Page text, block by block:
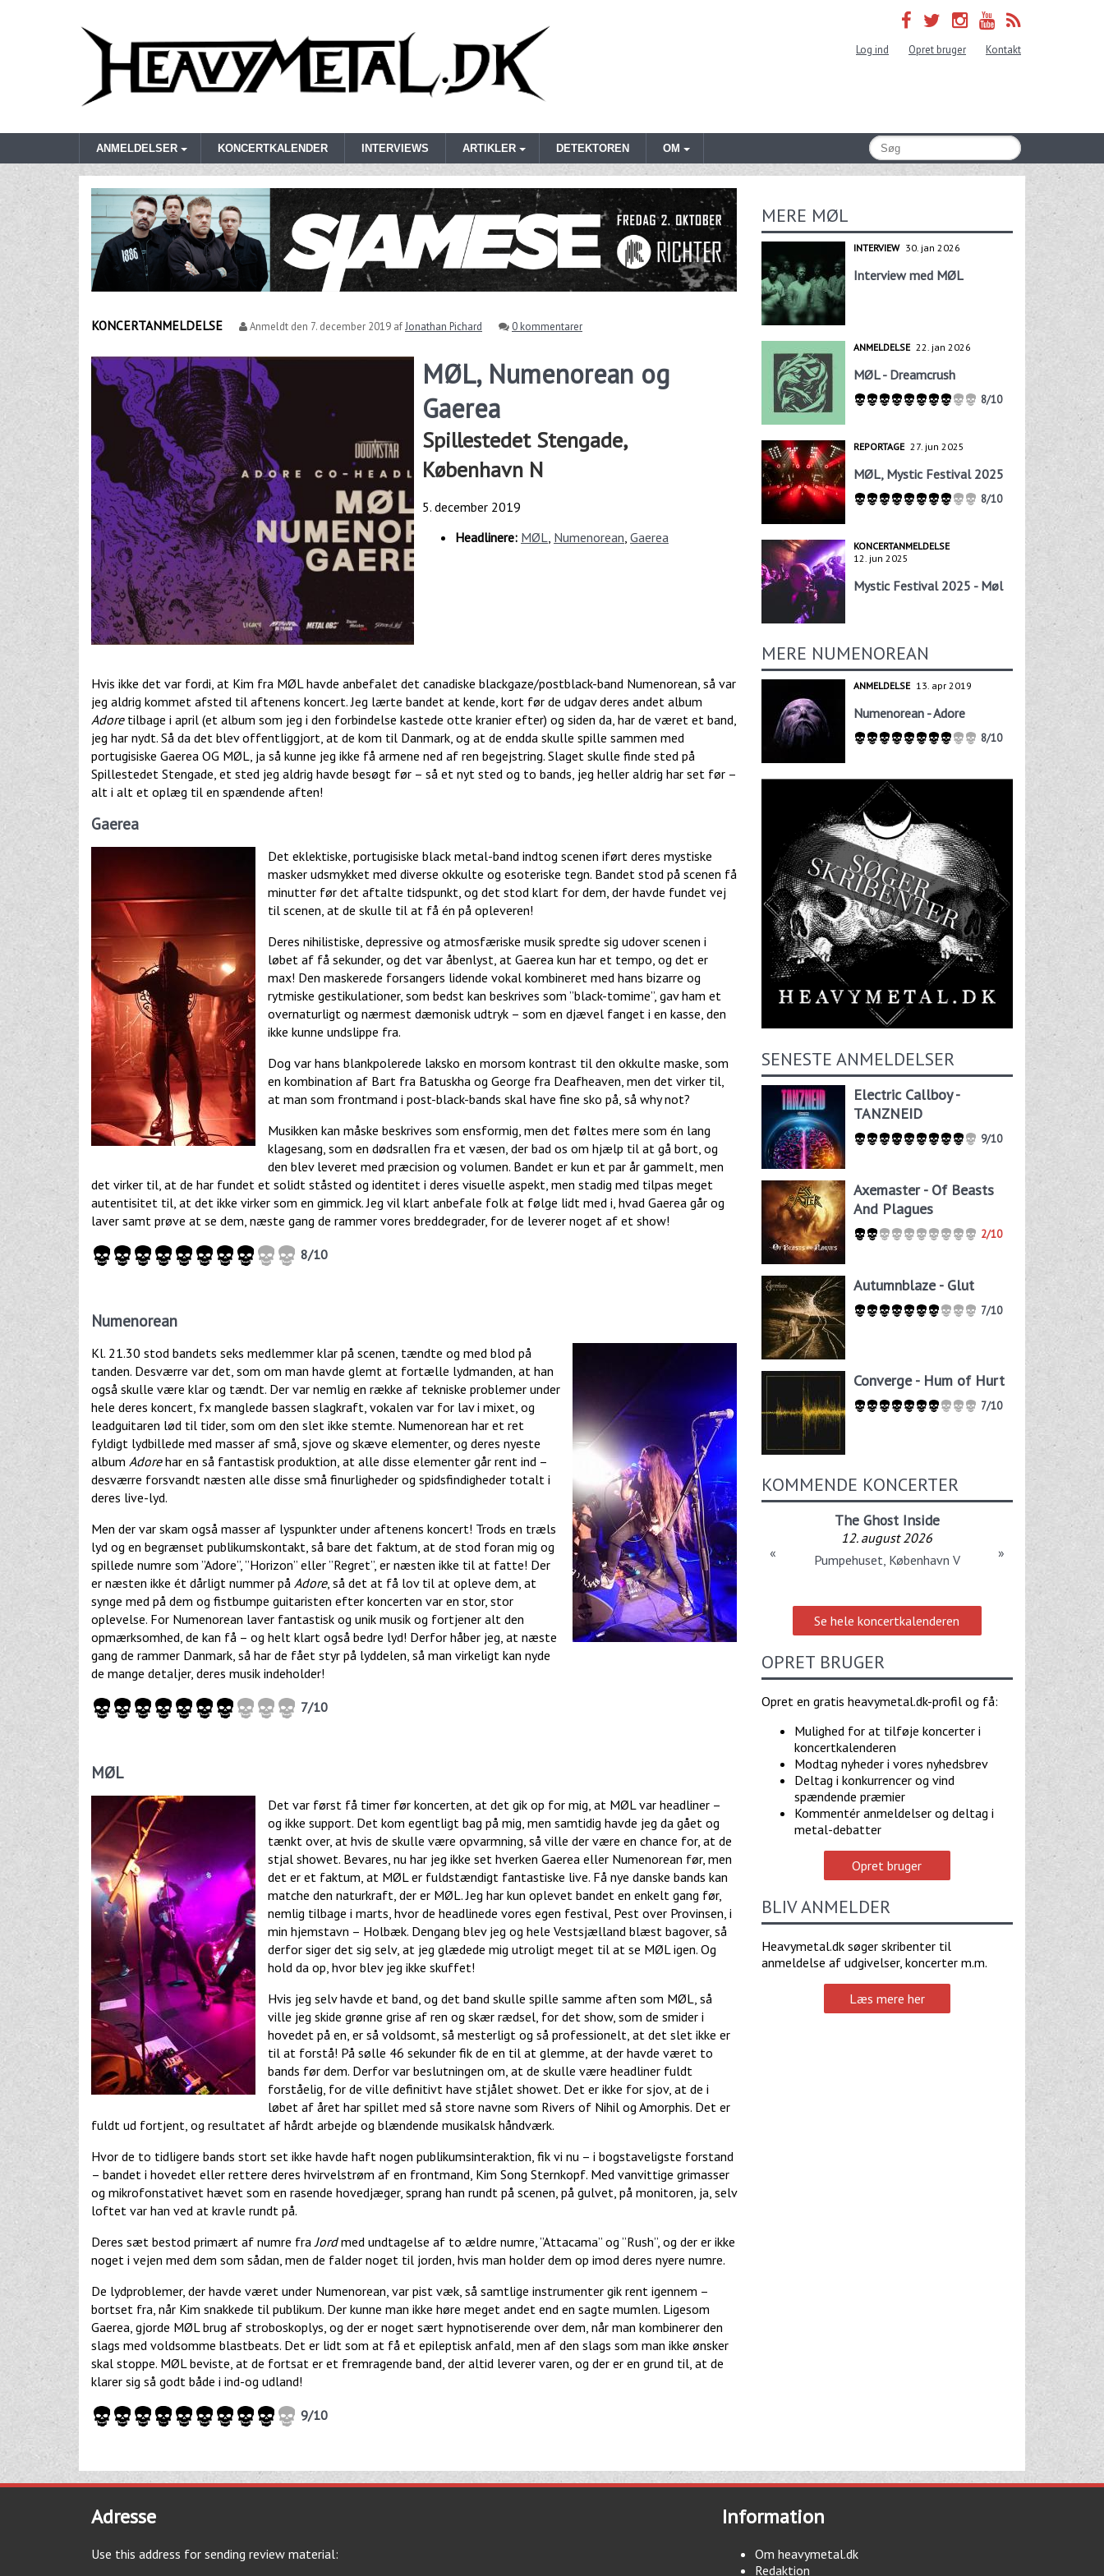
Log ind Opret bruger Kontakt
ANMELDELSER KONCERTKALENDER INTERVIEWS ARTIKLER DETEKTOREN OM
KONCERTANMELDELSE Anmeldt den 7. december 2019 afJonathan Pichard 0 kommentarer
MØL, Numenorean og
Gaerea
Spillestedet Stengade,
København N
5. december 2019
Headlinere: MØL Numenorean Gaerea
Hvis ikke det var fordi, at Kim fra MØL havde anbefalet det canadiske blackgaze/postblack-band Numenorean, så var
jeg aldrig kommet afsted til aftenens koncert. Jeg lærte bandet at kende, kort før de udgav deres andet album
Adoretilbage i april (et album som jeg i den forbindelse kastede otte kranier efter) og siden da, har de været et band,
jeg har nydt. Så da det blev offentliggjort, at de kom til Danmark, og at de endda skulle spille sammen med
portugisiske Gaerea OG MØL, ja så kunne jeg ikke få armene ned af ren begejstring. Slaget skulle finde sted på
Spillestedet Stengade, et sted jeg aldrig havde besøgt før – så et nyt sted og to bands, jeg heller aldrig har set før –
alt i alt et oplæg til en spændende aften!
Gaerea
Det eklektiske, portugisiske black metal-band indtog scenen iført deres mystiske
masker udsmykket med diverse okkulte og esoteriske tegn. Bandet stod på scenen få
minutter før det aftalte tidspunkt, og det stod klart for dem, der havde fundet vej
til scenen, at de skulle til at få én på opleveren!
Deres nihilistiske, depressive og atmosfæriske musik spredte sig udover scenen i
løbet af få sekunder, og det var åbenlyst, at Gaerea kun har et tempo, og det er
max! Den maskerede forsangers lidende vokal kombineret med hans bizarre og
rytmiske gestikulationer, som bedst kan beskrives som ”black-tomime”, gav ham et
overnaturligt og nærmest dæmonisk udtryk – som en djævel fanget i en kasse, den
ikke kunne undslippe fra.
Dog var hans blankpolerede laksko en morsom kontrast til den okkulte maske, som
en kombination af Bart fra Batuskha og George fra Deafheaven, men det virker til,
at man som frontmand i post-black-bands skal have fine sko på, så why not?
Musikken kan måske beskrives som ensformig, men det føltes mere som én lang
klagesang, som en dødsrallen fra et væsen, der bad os om hjælp til at gå bort, og
den blev leveret med præcision og volumen. Bandet er kun et par år gammelt, men
det virker til, at de har fundet et solidt ståsted og identitet i deres visuelle aspekt, men stadig med tilpas meget
autentisitet til, at det ikke virker som en gimmick. Jeg vil klart anbefale folk at følge lidt med i, hvad Gaerea går og
laver samt prøve at se dem, næste gang de rammer vores breddegrader, for de leverer noget af et show!
8/10
Numenorean
Kl. 21.30 stod bandets seks medlemmer klar på scenen, tændte og med blod på
tanden. Desværre var det, som om man havde glemt at fortælle lydmanden, at han
også skulle være klar og tændt. Der var nemlig en række af tekniske problemer under
hele deres koncert, fx manglede bassen slagkraft, vokalen var for lav i mixet, og
leadguitaren lød til tider, som om den slet ikke stemte. Numenorean har et ret
fyldigt lydbillede med masser af små, sjove og skæve elementer, og deres nyeste
album Adorehar en så fantastisk produktion, at alle disse elementer går rent ind –
desværre forsvandt næsten alle disse små finurligheder og spidsfindigheder totalt i
deres live-lyd.
Men der var skam også masser af lyspunkter under aftenens koncert! Trods en træls
lyd og en begrænset publikumskontakt, så bare det faktum, at de stod foran mig og
spillede numre som ”Adore”, ”Horizon” eller ”Regret”, er næsten ikke til at fatte! Der
er næsten ikke ét dårligt nummer på Adore, så det at få lov til at opleve dem, at
synge med på dem og fistbumpe guitaristen efter koncerten var en stor, stor
oplevelse. For Numenorean laver fantastisk og unik musik og fortjener alt den
opmærksomhed, de kan få – og helt klart også bedre lyd! Derfor håber jeg, at næste
gang de rammer Danmark, så har de fået styr på lyddelen, så man virkeligt kan nyde
de mange detaljer, deres musik indeholder!
7/10
MØL
Det var først få timer før koncerten, at det gik op for mig, at MØL var headliner –
og ikke support. Det kom egentligt bag på mig, men samtidig havde jeg da gået og
tænkt over, at hvis de skulle være opvarmning, så ville der være en chance for, at de
stjal showet. Bevares, nu har jeg ikke set hverken Gaerea eller Numenorean før, men
det er et faktum, at MØL er fuldstændigt fantastiske live. Få nye danske bands kan
matche den naturkraft, der er MØL. Jeg har kun oplevet bandet en enkelt gang før,
nemlig tilbage i marts, hvor de headlinede vores egen festival, Pest over Provinsen, i
min hjemstavn – Holbæk. Dengang blev jeg og hele Vestsjælland blæst bagover, så
derfor siger det sig selv, at jeg glædede mig utroligt meget til at se MØL igen. Og
hold da op, hvor blev jeg ikke skuffet!
Hvis jeg selv havde et band, og det band skulle spille samme aften som MØL, så
ville jeg skide grønne grise af ren og skær rædsel, for det show, som de smider i
hovedet på en, er så voldsomt, så mesterligt og så professionelt, at det slet ikke er
til at forstå! På sølle 46 sekunder fik de en til at glemme, at der havde været to
bands før dem. Derfor var beslutningen om, at de skulle være headliner fuldt
forståelig, for de ville definitivt have stjålet showet. Det er ikke for sjov, at de i
løbet af året har spillet med så store navne som Rivers of Nihil og Amorphis. Det er
fuldt ud fortjent, og resultatet af hårdt arbejde og blændende musikalsk håndværk.
Hvor de to tidligere bands stort set ikke havde haft nogen publikumsinteraktion, fik vi nu – i bogstaveligste forstand
– bandet i hovedet eller rettere deres hvirvelstrøm af en frontmand, Kim Song Sternkopf. Med vanvittige grimasser
og mikrofonstativet hævet som en rasende hovedjæger, sprang han rundt på scenen, på gulvet, på monitoren, ja, selv
loftet var han ved at kravle rundt på.
Deres sæt bestod primært af numre fraJordmed undtagelse af to ældre numre, ”Attacama” og ”Rush”, og der er ikke
noget i vejen med dem som sådan, men de falder noget til jorden, hvis man holder dem op imod deres nyere numre.
De lydproblemer, der havde været under Numenorean, var pist væk, så samtlige instrumenter gik rent igennem –
bortset fra, når Kim snakkede til publikum. Der kunne man ikke høre meget andet end en sagte mumlen. Ligesom
Gaerea, gjorde MØL brug af stroboskoplys, og der er noget sært hypnotiserende over dem, når man kombinerer den
slags med voldsomme blastbeats. Det er lidt som at få et epileptisk anfald, men af den slags som man ikke ønsker
skal stoppe. MØL beviste, at de fortsat er et fremragende band, der altid leverer varen, og der er en grund til, at de
klarer sig så godt både i ind-og udland!
9/10
MERE MØL
INTERVIEW 30. jan 2026
Interview med MØL
ANMELDELSE 22. jan 2026
MØL - Dreamcrush
8/10
REPORTAGE 27. jun 2025
MØL, Mystic Festival 2025
8/10
KONCERTANMELDELSE
12. jun 2025
Mystic Festival 2025 - Møl
MERE NUMENOREAN
ANMELDELSE 13. apr 2019
Numenorean - Adore
8/10
SENESTE ANMELDELSER
Electric Callboy -
TANZNEID
9/10
Axemaster - Of Beasts
And Plagues
2/10
Autumnblaze - Glut
7/10
Converge - Hum of Hurt
7/10
KOMMENDE KONCERTER
The Ghost Inside
12. august 2026
Pumpehuset, København V
« »
Se hele koncertkalenderen
OPRET BRUGER
Opret en gratis heavymetal.dk-profil og få:
Mulighed for at tilføje koncerter i
koncertkalenderen
Modtag nyheder i vores nyhedsbrev
Deltag i konkurrencer og vind
spændende præmier
Kommentér anmeldelser og deltag i
metal-debatter
Opret bruger
BLIV ANMELDER
Heavymetal.dk søger skribenter til
anmeldelse af udgivelser, koncerter m.m.
Læs mere her
Adresse
Use this address for sending review material:
Information
Om heavymetal.dk
Redaktion